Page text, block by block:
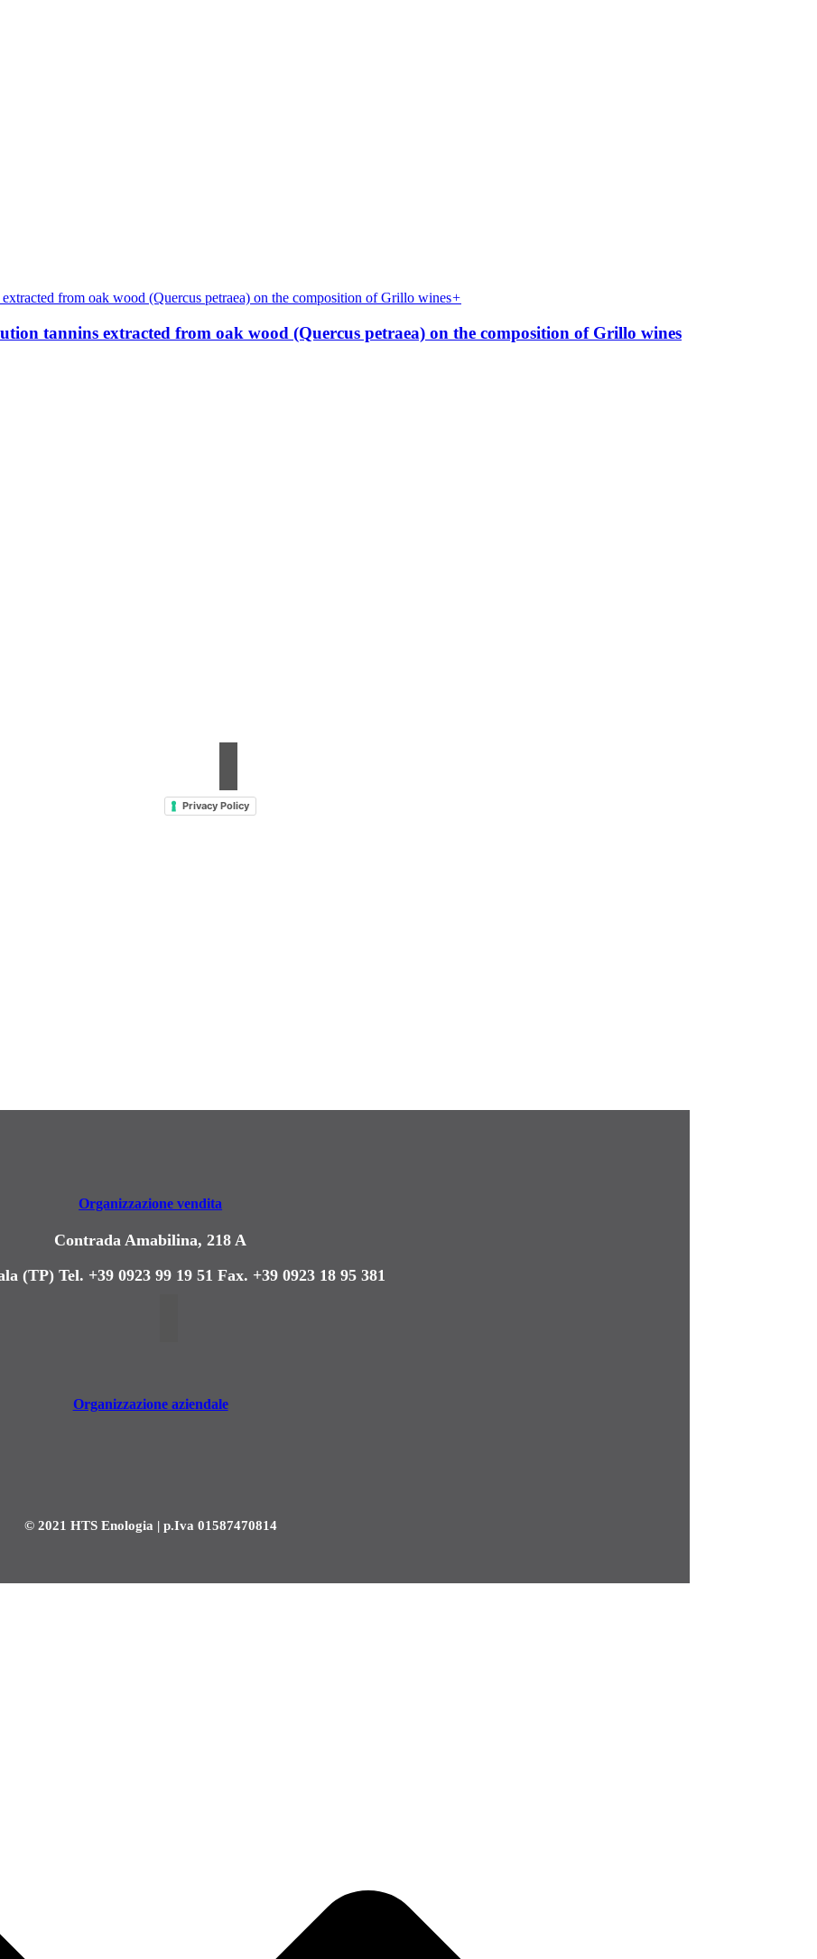
+
tannins extracted from oak wood (Quercus petraea) on the composition of Grillo wines
Privacy Policy
Organizzazione vendita
Contrada Amabilina, 218 A
(TP) Tel. +39 0923 99 19 51 Fax. +39 0923 18 95 381
Organizzazione aziendale
© 2021 HTS Enologia | p.Iva 01587470814